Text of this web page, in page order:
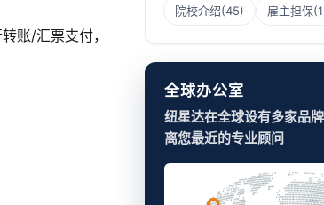
账/汇票支付，
院校介绍(45) 雇主担保
全球办公室
纽星达在全球设有多家品
离您最近的专业顾问